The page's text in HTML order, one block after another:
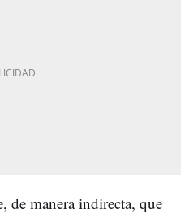
de manera indirecta, que